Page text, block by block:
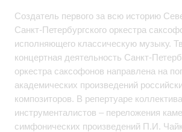
Создатель первого за всю историю
Санкт-Петербургского оркестра
исполняющего классическую музыку.
концертная деятельность Санкт-
оркестра саксофонов направлена на
академических произведений
композиторов. В репертуаре коллектива
инструменталистов – переложения
симфонических произведений П.И.